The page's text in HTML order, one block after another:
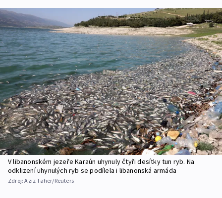
V libanonském jezeře Karaún uhynuly čtyři desítky tun ryb. Na
odklizení uhynulých ryb se podílela i libanonská armáda
Zdroj:Aziz Taher/Reuters